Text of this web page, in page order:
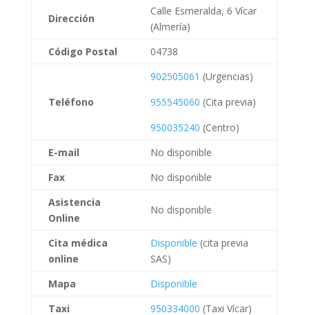
Dirección
Calle Esmeralda, 6 Vícar
(Almería)
Código Postal
04738
Teléfono
902505061 (Urgencias)
955545060 (Cita previa)
950035240 (Centro)
E-mail
No disponible
Fax
No disponible
Asistencia
Online
No disponible
Cita médica
online
Disponible (cita previa
SAS)
Mapa
Disponible
Taxi
950334000 (Taxi Vícar)